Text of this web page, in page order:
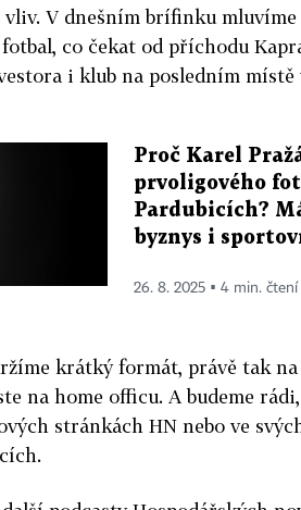
V dnešním brífinku mluvíme
co čekat od příchodu
i klub na posledním místě
Proč Karel
prvoligového
Pardubicích?
byznys i
26. 8. 2025 ▪ 4 min. čtení
krátký formát, právě tak na
na home officu. A budeme
stránkách HN nebo ve